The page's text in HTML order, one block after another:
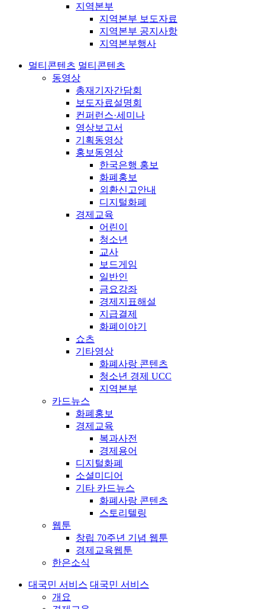
지역본부
지역본부 보도자료
지역본부 공지사항
지역본부행사
멀티콘텐츠 멀티콘텐츠
동영상
총재기자간담회
보도자료설명회
컨퍼런스·세미나
영상보고서
기획동영상
홍보동영상
한국은행 홍보
화폐홍보
외환신고안내
디지털화폐
경제교육
어린이
청소년
교사
보드게임
일반인
금요강좌
경제지표해설
지급결제
화폐이야기
쇼츠
기타영상
화폐사랑 콘텐츠
청소년 경제 UCC
지역본부
카드뉴스
화폐홍보
경제교육
복과사전
경제용어
디지털화폐
소셜미디어
기타 카드뉴스
화폐사랑 콘텐츠
스토리텔링
웹툰
창립 70주년 기념 웹툰
경제교육웹툰
한은소식
대국민 서비스 대국민 서비스
개요